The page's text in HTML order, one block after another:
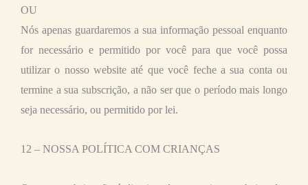
OU
Nós apenas guardaremos a sua informação pessoal enquanto
for necessário e permitido por você para que você possa
utilizar o nosso website até que você feche a sua conta ou
termine a sua subscrição, a não ser que o período mais longo
seja necessário, ou permitido por lei.
12 – NOSSA POLÍTICA COM CRIANÇAS